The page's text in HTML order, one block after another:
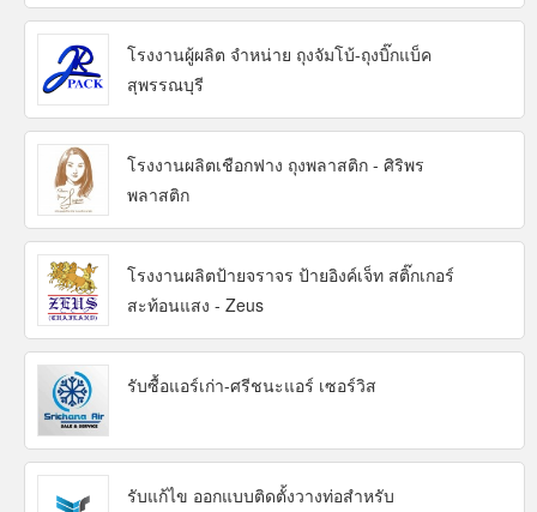
โรงงานผู้ผลิต จำหน่าย ถุงจัมโบ้-ถุงบิ๊กแบ็ค
สุพรรณบุรี
โรงงานผลิตเชือกฟาง ถุงพลาสติก - ศิริพร
พลาสติก
โรงงานผลิตป้ายจราจร ป้ายอิงค์เจ็ท สติ๊กเกอร์
สะท้อนแสง - Zeus
รับซื้อแอร์เก่า-ศรีชนะแอร์ เซอร์วิส
รับแก้ไข ออกแบบติดตั้งวางท่อสำหรับ